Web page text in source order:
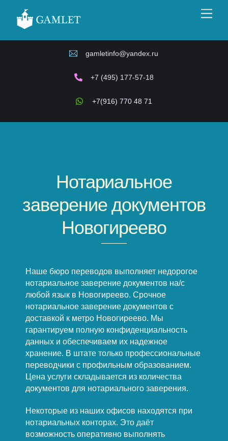
content
gamletinfo@yandex.ru
+7 (495) 177-57-18
+7(916) 770 48 71
Нотариальное
заверение документов
Новогиреево
Наше бюро переводов выполняет недорогое
нотариальное заверение документов на/с
любой язык в Новогиреево. Срочное
нотариальное заверение документов с
доставкой к метро Новогиреево. Мы
гарантируем полную конфиденциальность
данных и обеспечиваем их надежное
хранение. В штате только профессиональные
переводчики с профильным образованием.
Цена услуги складывается из количества
документов для нотариального заверения.
Некоторые из наших офисов находятся при
нотариальных конторах. Это даёт
возможность оперативно выполнять